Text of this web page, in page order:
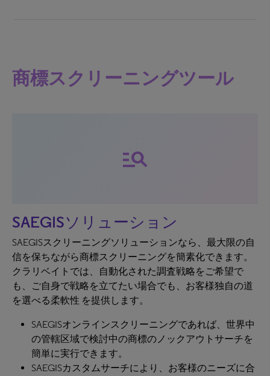
商標スクリーニングツール
manage_search
SAEGISソリューション
SAEGISスクリーニングソリューションなら、最大限の自
信を保ちながら商標スクリーニングを簡素化できます。
クラリベイトでは、自動化された調査戦略をご希望で
も、ご自身で戦略を立てたい場合でも、お客様独自の道
を選べる柔軟性 を提供します。
SAEGISオンラインスクリーニングであれば、世界中
の管轄区域で検討中の商標のノックアウトサーチを
簡単に実行できます。
SAEGISカスタムサーチにより、お客様のニーズに合